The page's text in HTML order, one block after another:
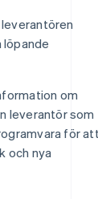
om
leverantör som
för
och nya